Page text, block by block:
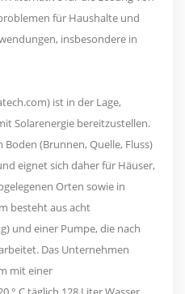
für Haushalte und
insbesondere in
ist in der Lage,
Solarenergie bereitzustellen.
Boden (Brunnen, Quelle, Fluss)
eignet sich daher für Häuser,
Orten sowie in
besteht aus acht
und einer Pumpe, die nach
Das Unternehmen
mit einer